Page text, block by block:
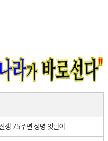
쟁 75주년 성명 잇달아